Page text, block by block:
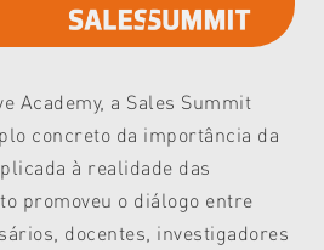
Academy, a Sales Summit
concreto da importância da
à realidade das
promoveu o diálogo entre
docentes, investigadores